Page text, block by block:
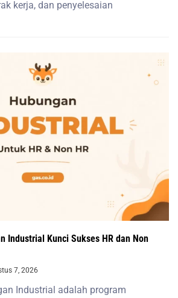
kerja, dan penyelesaian
Industrial Kunci Sukses HR dan Non
7, 2026
Industrial adalah program